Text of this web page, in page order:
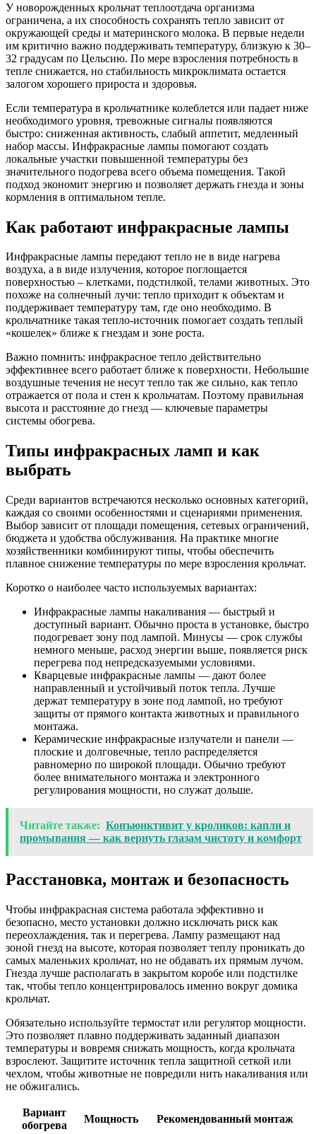
У новорожденных крольчат теплоотдача организма
ограничена, а их способность сохранять тепло зависит от
окружающей среды и материнского молока. В первые недели
им критично важно поддерживать температуру, близкую к 30–
32 градусам по Цельсию. По мере взросления потребность в
тепле снижается, но стабильность микроклимата остается
залогом хорошего прироста и здоровья.
Если температура в крольчатнике колеблется или падает ниже
необходимого уровня, тревожные сигналы появляются
быстро: сниженная активность, слабый аппетит, медленный
набор массы. Инфракрасные лампы помогают создать
локальные участки повышенной температуры без
значительного подогрева всего объема помещения. Такой
подход экономит энергию и позволяет держать гнезда и зоны
кормления в оптимальном тепле.
Как работают инфракрасные лампы
Инфракрасные лампы передают тепло не в виде нагрева
воздуха, а в виде излучения, которое поглощается
поверхностью – клетками, подстилкой, телами животных. Это
похоже на солнечный лучи: тепло приходит к объектам и
поддерживает температуру там, где оно необходимо. В
крольчатнике такая тепло-источник помогает создать теплый
«кошелек» ближе к гнездам и зоне роста.
Важно помнить: инфракрасное тепло действительно
эффективнее всего работает ближе к поверхности. Небольшие
воздушные течения не несут тепло так же сильно, как тепло
отражается от пола и стен к крольчатам. Поэтому правильная
высота и расстояние до гнезд — ключевые параметры
системы обогрева.
Типы инфракрасных ламп и как
выбрать
Среди вариантов встречаются несколько основных категорий,
каждая со своими особенностями и сценариями применения.
Выбор зависит от площади помещения, сетевых ограничений,
бюджета и удобства обслуживания. На практике многие
хозяйственники комбинируют типы, чтобы обеспечить
плавное снижение температуры по мере взросления крольчат.
Коротко о наиболее часто используемых вариантах:
Инфракрасные лампы накаливания — быстрый и
доступный вариант. Обычно проста в установке, быстро
подогревает зону под лампой. Минусы — срок службы
немного меньше, расход энергии выше, появляется риск
перегрева под непредсказуемыми условиями.
Кварцевые инфракрасные лампы — дают более
направленный и устойчивый поток тепла. Лучше
держат температуру в зоне под лампой, но требуют
защиты от прямого контакта животных и правильного
монтажа.
Керамические инфракрасные излучатели и панели —
плоские и долговечные, тепло распределяется
равномерно по широкой площади. Обычно требуют
более внимательного монтажа и электронного
регулирования мощности, но служат дольше.
Читайте также: Конъюнктивит у кроликов: капли и
промывания — как вернуть глазам чистоту и комфорт
Расстановка, монтаж и безопасность
Чтобы инфракрасная система работала эффективно и
безопасно, место установки должно исключать риск как
переохлаждения, так и перегрева. Лампу размещают над
зоной гнезд на высоте, которая позволяет теплу проникать до
самых маленьких крольчат, но не обдавать их прямым лучом.
Гнезда лучше располагать в закрытом коробе или подстилке
так, чтобы тепло концентрировалось именно вокруг домика
крольчат.
Обязательно используйте термостат или регулятор мощности.
Это позволяет плавно поддерживать заданный диапазон
температуры и вовремя снижать мощность, когда крольчата
взрослеют. Защитите источник тепла защитной сеткой или
чехлом, чтобы животные не повредили нить накаливания или
не обжигались.
Вариант
обогрева
Мощность
Рекомендованный монтаж